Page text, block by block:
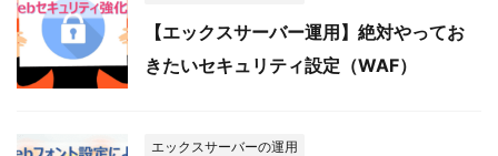
【エックスサーバー運用】絶対やってお
きたいセキュリティ設定（WAF）
エックスサーバーの運用